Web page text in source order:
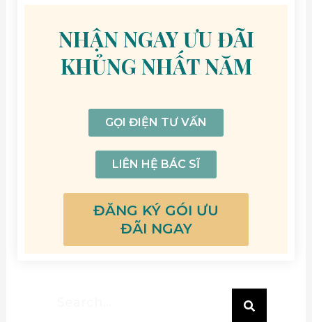
NHẬN NGAY ƯU ĐÃI
KHỦNG NHẤT NĂM
GỌI ĐIỆN TƯ VẤN
LIÊN HỆ BÁC SĨ
ĐĂNG KÝ GÓI ƯU
ĐÃI NGAY
Search